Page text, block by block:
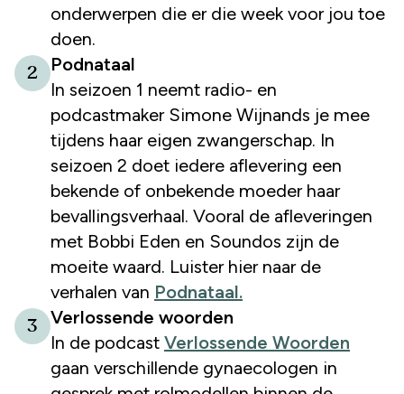
onderwerpen die er die week voor jou toe
doen.
2
Podnataal
In seizoen 1 neemt radio- en
podcastmaker Simone Wijnands je mee
tijdens haar eigen zwangerschap. In
seizoen 2 doet iedere aflevering een
bekende of onbekende moeder haar
bevallingsverhaal. Vooral de afleveringen
met Bobbi Eden en Soundos zijn de
moeite waard. Luister hier naar de
verhalen van Podnataal.
3
Verlossende woorden
In de podcast Verlossende Woorden
gaan verschillende gynaecologen in